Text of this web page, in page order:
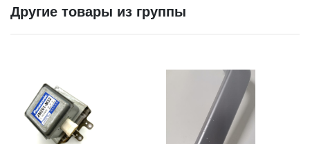
Другие товары из группы